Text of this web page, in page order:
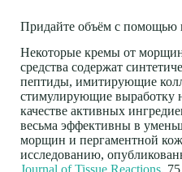
Придайте объём с помощью
Некоторые кремы от
средства содержат
пептиды, имитирующие
стимулирующие выработку
качестве активных
весьма эффективны в
морщин и пергаментной
исследованию,